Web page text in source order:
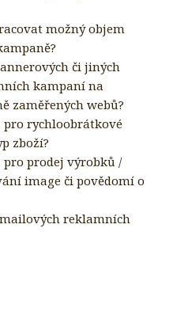
možný objem
či jiných
kampaní na
zaměřených webů?
pro rychloobrátkové
zboží?
pro prodej výrobků /
image či povědomí o
reklamních